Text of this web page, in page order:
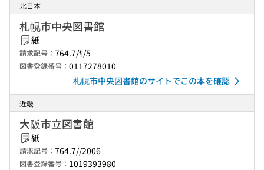
北日本
札幌市中央図書館
紙
請求記号： 764.7/ﾔ/5
図書登録番号： 0117278010
札幌市中央図書館のサイトでこの本を確認
近畿
大阪市立図書館
紙
請求記号： 764.7//2006
図書登録番号： 1019393980